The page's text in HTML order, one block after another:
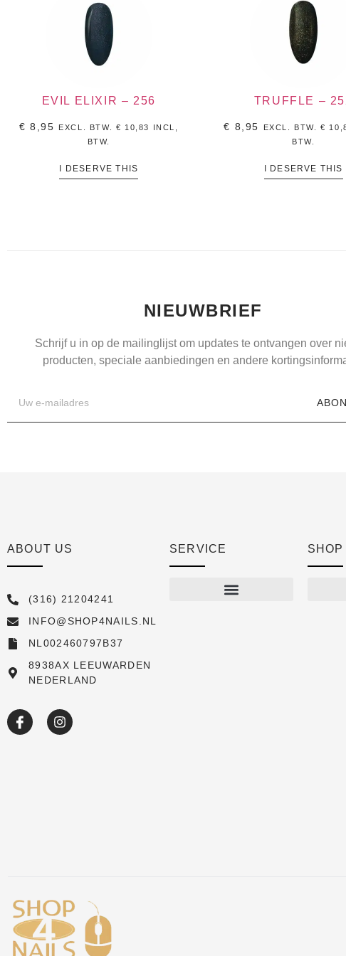
EVIL ELIXIR – 256
€ 8,95 EXCL. BTW. € 10,83
INCL,
BTW.
I DESERVE THIS
TRUFFLE –
€ 8,95 EXCL. BTW.€
BTW.
I DESERVE THIS
NIEUWBRIEF
Schrijf u in op de mailinglijst om updates te ontvangen over
producten, speciale aanbiedingen en andere
ABOUT US
(316) 21204241
INFO@SHOP4NAILS.NL
NL002460797B37
8938AX LEEUWARDEN
NEDERLAND
SERVICE SHOP